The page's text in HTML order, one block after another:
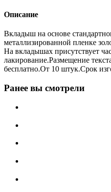
Описание
Вкладыш на основе
металлизированной пленке
На вкладышах присутствует
лакирование.Размещение
бесплатно.От 10 штук.Срок
Ранее вы смотрели